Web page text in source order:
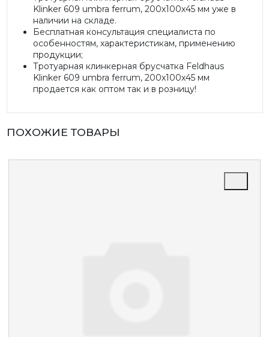
Klinker 609 umbra ferrum, 200х100х45 мм уже в
наличии на складе.
Бесплатная консультация специалиста по
особенностям, характеристикам, применению
продукции;
Тротуарная клинкерная брусчатка Feldhaus
Klinker 609 umbra ferrum, 200х100х45 мм
продается как оптом так и в розницу!
ПОХОЖИЕ ТОВАРЫ